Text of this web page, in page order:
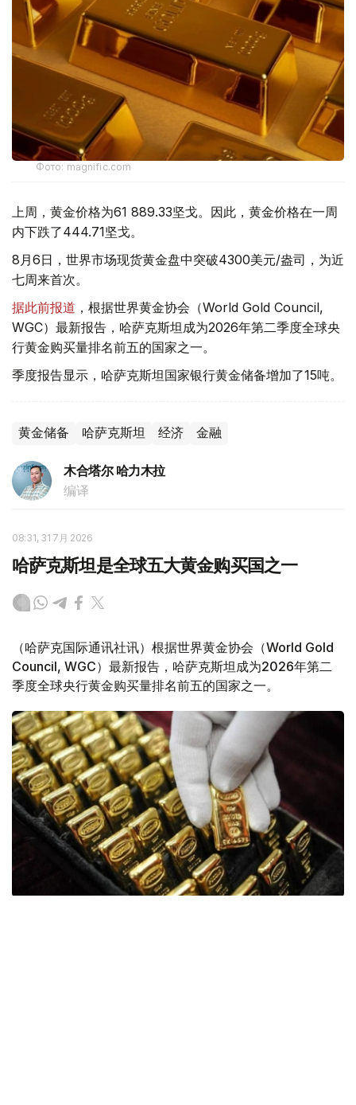
Фото: magnific.com
上周，黄金价格为61 889.33坚戈。因此，黄金价格在一周
内下跌了444.71坚戈。
8月6日，世界市场现货黄金盘中突破4300美元/盎司，为近
七周来首次。
据此前报道 ，根据世界黄金协会（World Gold Council,
WGC）最新报告，哈萨克斯坦成为2026年第二季度全球央
行黄金购买量排名前五的国家之一。
季度报告显示，哈萨克斯坦国家银行黄金储备增加了15吨。
黄金储备 哈萨克斯坦 经济 金融
木合塔尔 哈力木拉
编译
08:31, 31 7月 2026
哈萨克斯坦是全球五大黄金购买国之一
（哈萨克国际通讯社讯）根据世界黄金协会（World Gold
Council, WGC）最新报告，哈萨克斯坦成为2026年第二
季度全球央行黄金购买量排名前五的国家之一。